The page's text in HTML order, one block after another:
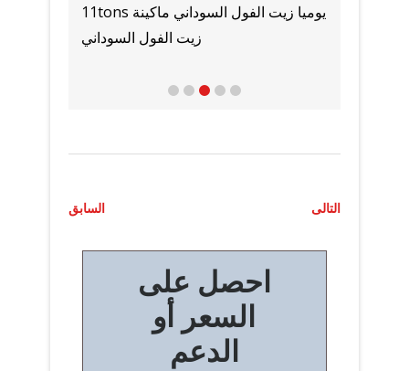
الموردين والمصنعين آلة زيت الطهي في
عمان
ت
ص
السابق التالى
احصل على
السعر أو
الدعم